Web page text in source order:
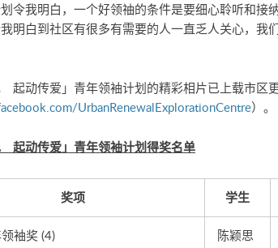
令我明白，一个好领䄂的条件是要细心聆听和接
明白到社区有很多有需要的人一直乏人关心，我
起动传爱」青年领袖计划的精彩相片已上载市区
UrbanRenewalExplorationCentre）。
起动传爱」青年领袖计划得奖名单
奖项 学生
袖奖 (4) 陈颖思